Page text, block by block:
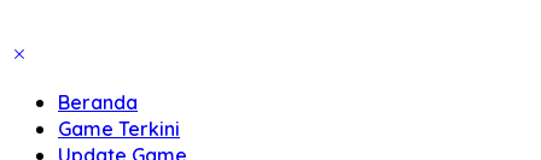
Beranda
Game Terkini
Update Game